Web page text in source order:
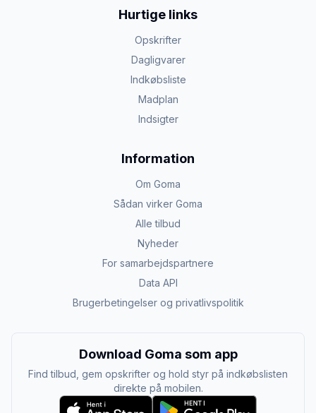
Hurtige links
Opskrifter
Dagligvarer
Indkøbsliste
Madplan
Indsigter
Information
Om Goma
Sådan virker Goma
Alle tilbud
Nyheder
For samarbejdspartnere
Data API
Brugerbetingelser og privatlivspolitik
Download Goma som app
Find tilbud, gem opskrifter og hold styr på indkøbslisten
direkte på mobilen.